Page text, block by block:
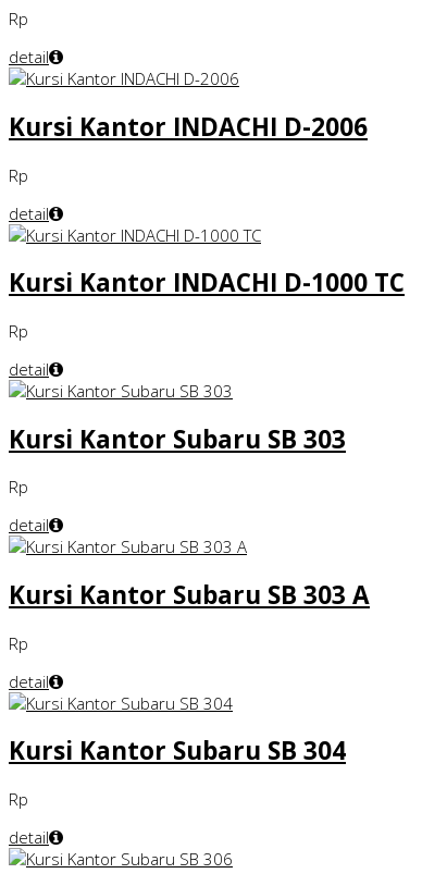
Rp
detail
Kursi Kantor INDACHI D-2006
Rp
detail
Kursi Kantor INDACHI D-1000 TC
Rp
detail
Kursi Kantor Subaru SB 303
Rp
detail
Kursi Kantor Subaru SB 303 A
Rp
detail
Kursi Kantor Subaru SB 304
Rp
detail